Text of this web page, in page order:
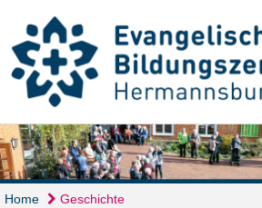
Home Geschichte